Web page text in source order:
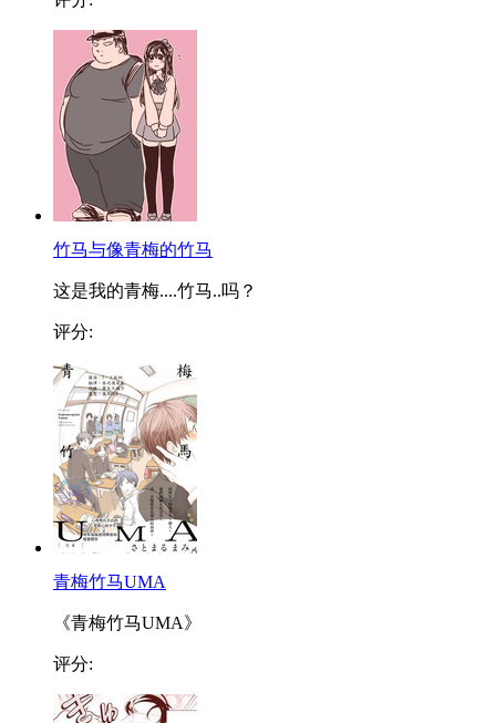
竹马与像青梅的竹马
这是我的青梅....竹马..吗？
评分:
青梅竹马UMA
《青梅竹马UMA》
评分: